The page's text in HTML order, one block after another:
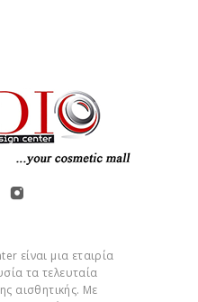
είναι μια εταιρία
τα τελευταία
αισθητικής. Με